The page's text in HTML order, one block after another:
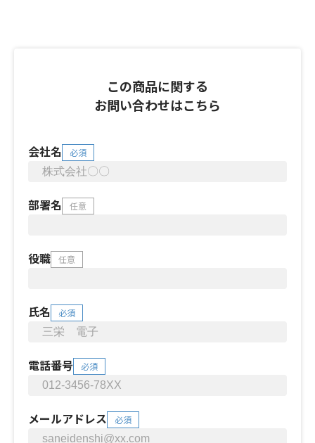
この商品に関する
お問い合わせはこちら
会社名 必須
部署名 任意
役職 任意
氏名 必須
電話番号 必須
メールアドレス 必須